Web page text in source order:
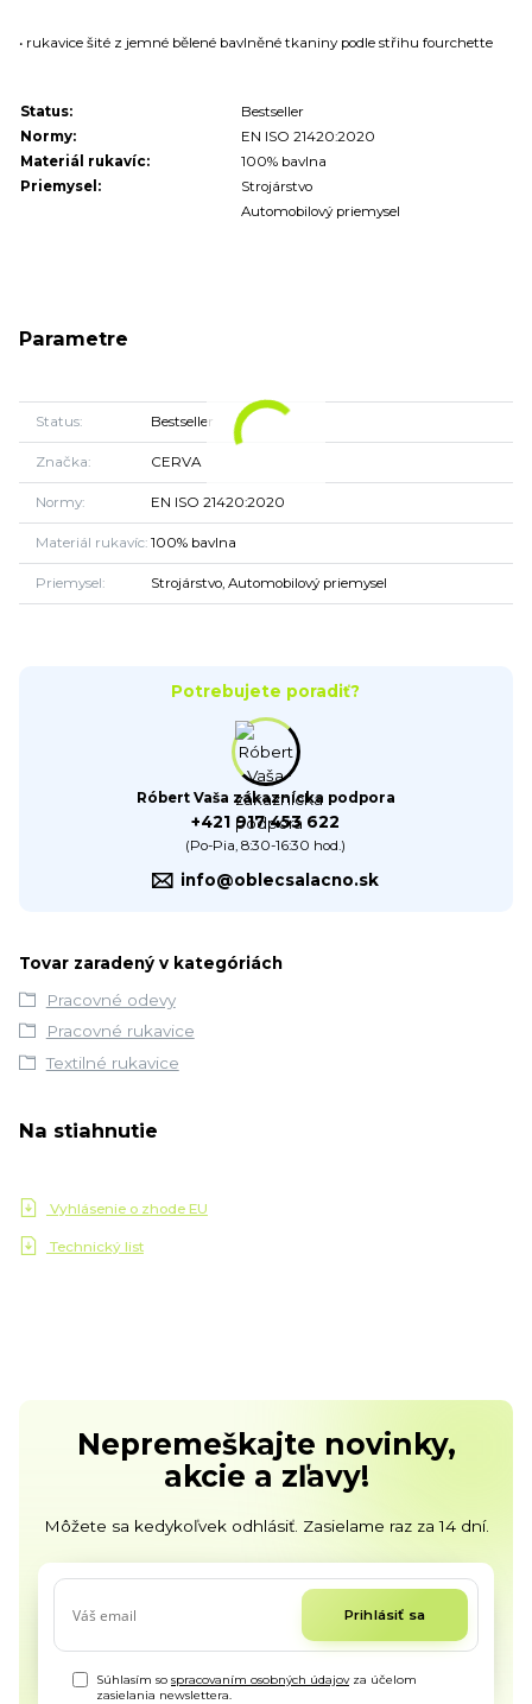
• rukavice šité z jemné bělené bavlněné tkaniny podle střihu fourchette
Status:
Bestseller
Normy:
EN ISO 21420:2020
Materiál rukavíc:
100% bavlna
Priemysel:
Strojárstvo
Automobilový priemysel
Parametre
Status Bestseller
Značka CERVA
Normy EN ISO 21420:2020
Materiál rukavíc 100% bavlna
Priemysel Strojárstvo, Automobilový priemysel
Potrebujete poradiť?
Róbert Vaša zákaznícka podpora
+421 917 453 622
(Po-Pia, 8:30-16:30 hod.)
info@oblecsalacno.sk
Tovar zaradený v kategóriách
Pracovné odevy
Pracovné rukavice
Textilné rukavice
Na stiahnutie
Vyhlásenie o zhode EU
Technický list
Nepremeškajte novinky,
akcie a zľavy!
Môžete sa kedykoľvek odhlásiť. Zasielame raz za 14 dní.
Prihlásiť sa
Súhlasím sospracovaním osobných údajovza účelom
zasielania newslettera.